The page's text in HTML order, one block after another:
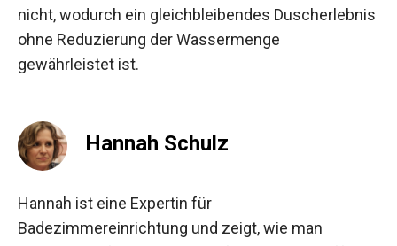
nicht, wodurch ein gleichbleibendes Duscherlebnis
ohne Reduzierung der Wassermenge
gewährleistet ist.
Hannah Schulz
Hannah ist eine Expertin für
Badezimmereinrichtung und zeigt, wie man